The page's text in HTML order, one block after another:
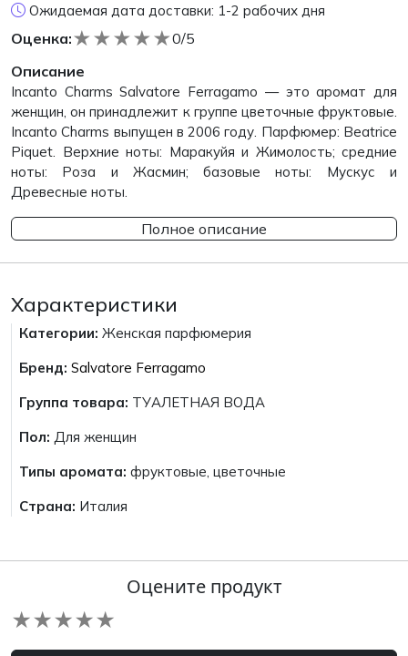
Ожидаемая дата доставки: 1-2 рабочих дня
Оценка: ★
★
★
★
★
0/5
Описание
Incanto Charms Salvatore Ferragamo — это аромат для
женщин, он принадлежит к группе цветочные фруктовые.
Incanto Charms выпущен в 2006 году. Парфюмер: Beatrice
Piquet. Верхние ноты: Маракуйя и Жимолость; средние
ноты: Роза и Жасмин; базовые ноты: Мускус и
Древесные ноты.
Полное описание
Характеристики
Категории: Женская парфюмерия
Бренд: Salvatore Ferragamo
Группа товара: ТУАЛЕТНАЯ ВОДА
Пол: Для женщин
Типы аромата: фруктовые, цветочные
Страна: Италия
Оцените продукт
★
★
★
★
★